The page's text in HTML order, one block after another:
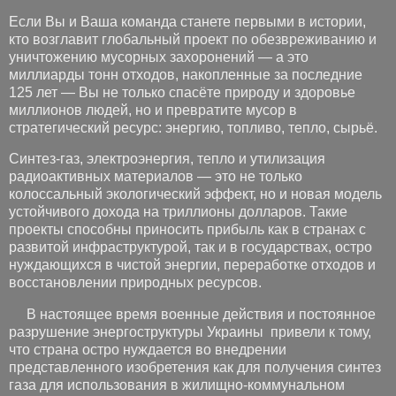
Если Вы и Ваша команда станете первыми в истории,
кто возглавит глобальный проект по обезвреживанию и
уничтожению мусорных захоронений — а это
миллиарды тонн отходов, накопленные за последние
125 лет — Вы не только спасёте природу и здоровье
миллионов людей, но и превратите мусор в
стратегический ресурс: энергию, топливо, тепло, сырьё.
Синтез-газ, электроэнергия, тепло и утилизация
радиоактивных материалов — это не только
колоссальный экологический эффект, но и новая модель
устойчивого дохода на триллионы долларов. Такие
проекты способны приносить прибыль как в странах с
развитой инфраструктурой, так и в государствах, остро
нуждающихся в чистой энергии, переработке отходов и
восстановлении природных ресурсов.
В настоящее время военные действия и постоянное
разрушение энергоструктуры Украины привели к тому,
что страна остро нуждается во внедрении
представленного изобретения как для получения синтез
газа для использования в жилищно-коммунальном